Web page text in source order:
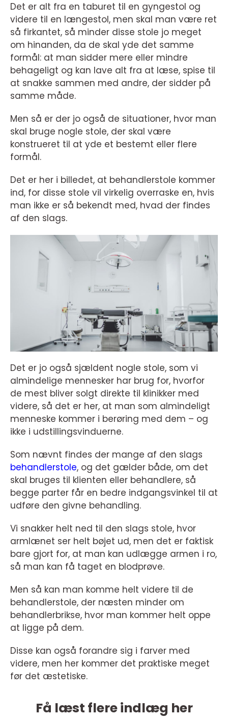
Det er alt fra en taburet til en gyngestol og
videre til en længestol, men skal man være ret
så firkantet, så minder disse stole jo meget
om hinanden, da de skal yde det samme
formål: at man sidder mere eller mindre
behageligt og kan lave alt fra at læse, spise til
at snakke sammen med andre, der sidder på
samme måde.
Men så er der jo også de situationer, hvor man
skal bruge nogle stole, der skal være
konstrueret til at yde et bestemt eller flere
formål.
Det er her i billedet, at behandlerstole kommer
ind, for disse stole vil virkelig overraske en, hvis
man ikke er så bekendt med, hvad der findes
af den slags.
Det er jo også sjældent nogle stole, som vi
almindelige mennesker har brug for, hvorfor
de mest bliver solgt direkte til klinikker med
videre, så det er her, at man som almindeligt
menneske kommer i berøring med dem – og
ikke i udstillingsvinduerne.
Som nævnt findes der mange af den slags
behandlerstole, og det gælder både, om det
skal bruges til klienten eller behandlere, så
begge parter får en bedre indgangsvinkel til at
udføre den givne behandling.
Vi snakker helt ned til den slags stole, hvor
armlænet ser helt bøjet ud, men det er faktisk
bare gjort for, at man kan udlægge armen i ro,
så man kan få taget en blodprøve.
Men så kan man komme helt videre til de
behandlerstole, der næsten minder om
behandlerbrikse, hvor man kommer helt oppe
at ligge på dem.
Disse kan også forandre sig i farver med
videre, men her kommer det praktiske meget
før det æstetiske.
Få læst flere indlæg her